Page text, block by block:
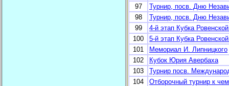
97
Турнир, посв. Дню
98
Турнир, посв. Дню
99
4-й этап Кубка
100
5-й этап Кубка
101
Мемориал И. Липницкого
102
Кубок Юрия Авербаха
103
Турнир посв.
104
Отборочный турнир к